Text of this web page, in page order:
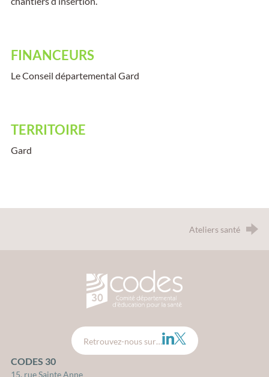
FINANCEURS
Le Conseil départemental Gard
TERRITOIRE
Gard
Ateliers santé
CODES 30 - Comité
Retrouvez-nous sur… LinkedIn
Twitter
CODES 30
15, rue Sainte Anne